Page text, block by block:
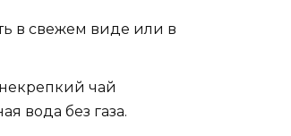
в свежем виде или в
чай
вода без газа.